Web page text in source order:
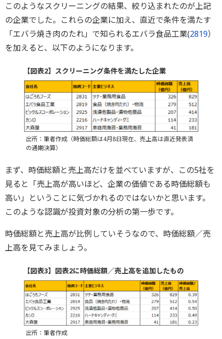
このようなスクリーニングの結果、絞り込まれたのが上記
の企業でした。これらの企業に加え、直近で条件を満たす
「エバラ焼き肉のたれ」で知られるエバラ食品工業(2819）
を加えると、以下のようになります。
【図表2】スクリーニング条件を満たした企業
出所：筆者作成（時価総額は4月8日現在、売上高は直近発表済
の通期決算）
まず、時価総額と売上高だけを並べていますが、この5社を
見ると「売上高が高いほど、企業の価値である時価総額も
高い」ということに気づかれるのではないかと思います。
このような認識が投資対象の分析の第一歩です。
時価総額と売上高が比例していそうなので、時価総額／売
上高を見てみましょう。
【図表3】図表2に時価総額／売上高を追加したもの
出所：筆者作成